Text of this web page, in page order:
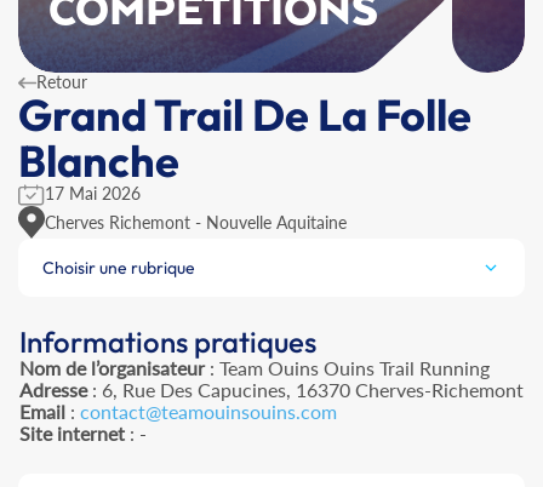
COMPÉTITIONS
Retour
Grand Trail De La Folle
Blanche
17 Mai 2026
Cherves Richemont - Nouvelle Aquitaine
Choisir une rubrique
Informations pratiques
Nom de l’organisateur: Team Ouins Ouins Trail Running
Adresse: 6, Rue Des Capucines, 16370 Cherves-Richemont
Email : contact@teamouinsouins.com
Site internet : -